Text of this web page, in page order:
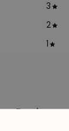
3
2
1
Reviews